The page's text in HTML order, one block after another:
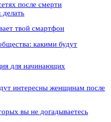
после смерти
делать
твой смартфон
какими будут
для начинающих
интересны женщинам после
вы не догадываетесь